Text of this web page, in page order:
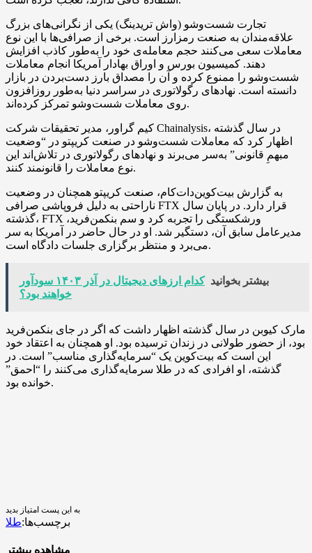
تجارت شست‌و‌شو (واش تریدینگ) یکی از نگرانی‌های بزرگ
علاقه‌مندان به صنعت رمزارز است. برخی از صرافی‌ها با این نوع
معاملات سعی می‌کنند حجم معامله‌ی خود را به‌طور کاذب افزایش
دهند. کمیسیون بورس و اوراق بهادار آمریکا انجام معاملات
شست‌و‌شو را ممنوع کرده و آن را مصداق بارز دست‌بردن در بازار
دانسته است. نهادهای رگولاتوری در سراسر دنیا به‌طور روزافزون
روی معاملات شست‌و‌شو تمرکز کرده‌اند.
کیم گراور، مدیر تحقیقات شرکت Chainalysis، در سال گذشته
اظهار کرد که معاملات شست‌و‌شو در صنعت کریپتو در “وضعیت
مبهمِ قانونی” به‌سر می‌برند و نهادهای رگولاتوری در تلاش‌اند این
نوع معاملات را قانونمند کنند.
به گزارش بیت‌کوین‌دات‌کام، صنعت کریپتو همچنان در وضعیت
ناراحتی به دلیل فروپاشی صرافی FTX قرار دارد. در پایان سال
گذشته، FTX ورشکستگی را تجربه کرد و سم بنکمن‌فرید،
مدیرعامل سابق آن، دستگیر شد. او در حال حاضر در آمریکا به سر
می‌برد و منتظر برگزاری جلسات دادگاه است.
بیشتر بخوانید
کدام ارزهای دیجیتال در آذر ۱۴۰۳ سودآور
خواهند بود؟
مارک کیوبن در سال گذشته اظهار داشت که اگر در جای بنکمن‌فرید
بود، از حضور طولانی در زندان ترسیده بود. او همچنان به اعتقاد خود
این است که بیت‌کوین یک “سرمایه‌گذاری مناسب” است. در
گذشته، او افرادی که در طلا سرمایه‌گذاری می‌کنند را “احمق”
خوانده بود.
به این پست امتیاز بدید
برچسب‌ها:طلا
مشاهده بیشتر